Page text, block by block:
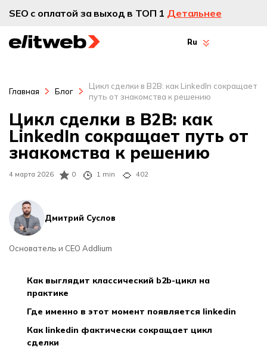
SEO с оплатой за выход в ТОП 1 Детальнее
Ru
Главная Блог
Цикл сделки в B2B: как LinkedIn сокращает
путь от знакомства к решению
4 марта 2026 0 1 min 402
Дмитрий Суслов
Основатель и CEO Addlium
Цикл сделки в B2B: как
LinkedIn сокращает путь от
знакомства к решению
как выглядит классический b2b-цикл на
практике
где именно в этот момент появляется linkedin
как linkedin фактически сокращает цикл
сделки